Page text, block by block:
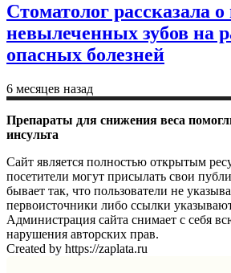
Стоматолог рассказала
невылеченных зубов на
опасных болезней
6 месяцев назад
Препараты для снижения веса
инсульта
Сайт является полностью открытым
посетители могут присылать свои
бывает так, что пользователи не
первоисточники либо ссылки
Администрация сайта снимает с себя
нарушения авторских прав.
Created by https://zaplata.ru